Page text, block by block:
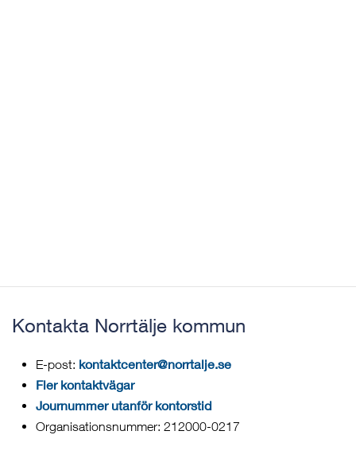
Kontakta Norrtälje kommun
E-post: kontaktcenter@norrtalje.se
Fler kontaktvägar
Journummer utanför kontorstid
Organisationsnummer: 212000-0217